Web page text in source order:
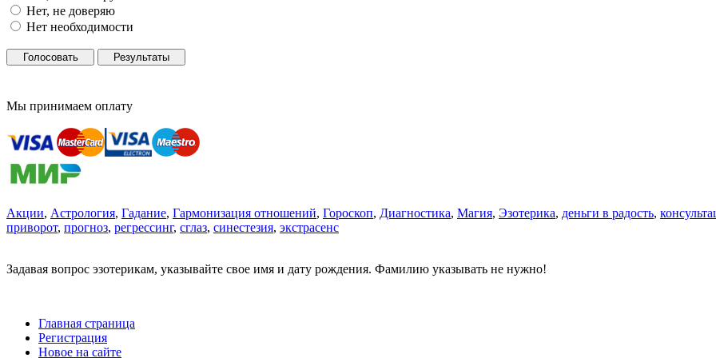
Нет, не доверяю
Нет необходимости
Голосовать Результаты
Мы принимаем оплату
Акции, Астрология, Гадание, Гармонизация отношений, Гороскоп, Диагностика, Магия, Эзотерика, деньги в радость,
приворот, прогноз, регрессинг, сглаз, синестезия, экстрасенс
Задавая вопрос эзотерикам, указывайте свое имя и дату рождения. Фамилию указывать не нужно!
Главная страница
Регистрация
Новое на сайте